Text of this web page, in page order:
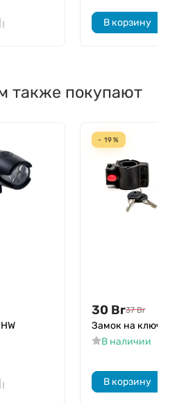
В корзину
также покупают
- 19%
30 Br37 Br
Замок на ключ
В наличии
В корзину